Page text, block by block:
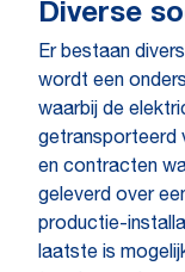
Diverse
Er bestaan
wordt een
waarbij de
getransporteerd
en contracten
geleverd over
productie-
laatste is